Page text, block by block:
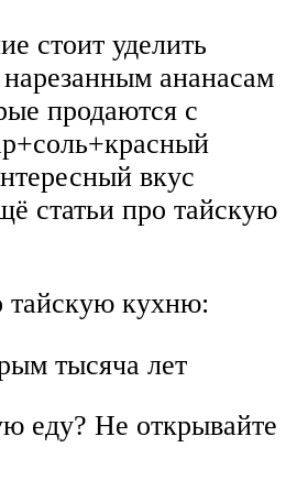
стоит уделить
ананасам
продаются с
вкус
статьи про тайскую
тайскую кухню:
тысяча лет
еду? Не открывайте